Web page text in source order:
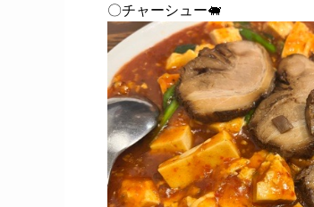
〇チャーシュー🐖